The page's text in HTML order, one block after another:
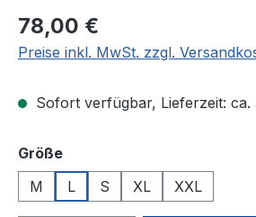
Regulärer Preis:
78,00 €
Preise inkl. MwSt. zzgl.
Sofort verfügbar, Lieferzeit: ca.
Größeauswählen
M
L S XL XXL